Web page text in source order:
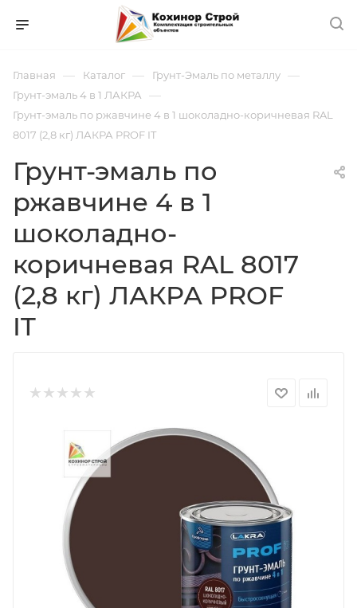
Главная — Каталог — Грунт-Эмаль по металлу —
Грунт-эмаль 4 в 1 ЛАКРА —
Грунт-эмаль по ржавчине 4 в 1 шоколадно-коричневая RAL
8017 (2,8 кг) ЛАКРА PROF IT
Грунт-эмаль по
ржавчине 4 в 1
шоколадно-
коричневая RAL 8017
(2,8 кг) ЛАКРА PROF
IT